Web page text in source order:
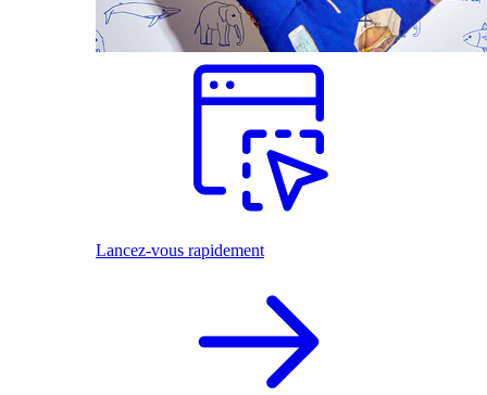
Lancez-vous rapidement